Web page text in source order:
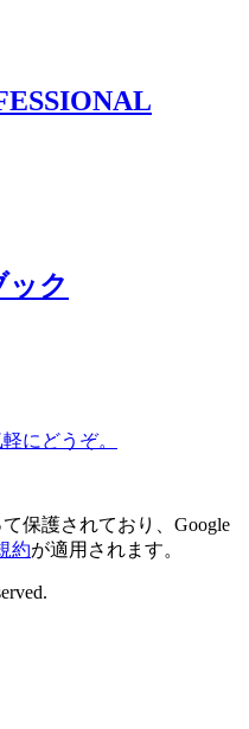
ク
にどうぞ。
保護されており、Google
約が適用されます。